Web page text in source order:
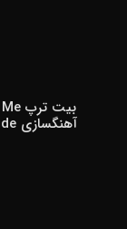
آهنگسازی Darkside